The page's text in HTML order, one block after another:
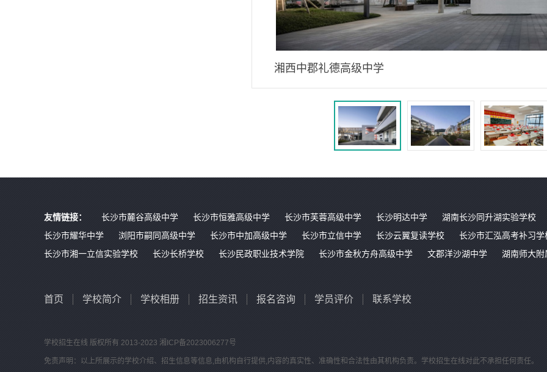
湘西中郡礼德高级中学
友情链接： 长沙市麓谷高级中学 长沙市恒雅高级中学 长沙市芙蓉高级中学 长沙明达中学
湖南长沙同升湖实验学校
长沙市耀华中学
浏阳市嗣同高级中学 长沙市中加高级中学 长沙市立信中学 长沙云翼复读学校
长沙市汇泓高考补习学
长沙市湘一立信实验学校
长沙长桥学校 长沙民政职业技术学院 长沙市金秋方舟高级中学 文郡洋沙湖中学 湖南师大附
首页 学校简介 学校相册 招生资讯 报名咨询 学员评价 联系学校
学校招生在线 版权所有 2013-2023 湘ICP备2023006277号
免责声明：以上所展示的学校介绍、招生信息等信息,由机构自行提供,内容的真实性、准确性和合法性由其机构负责。学校招生在线对此不承担任何责任。